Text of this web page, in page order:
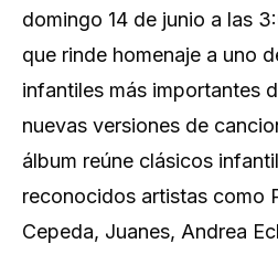
domingo 14 de junio a las
que rinde homenaje a uno
infantiles más importantes
nuevas versiones de
álbum reúne clásicos
reconocidos artistas como
Cepeda, Juanes, Andrea